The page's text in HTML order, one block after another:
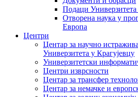
Подаци
Отворена наука у
Европа
Центри
Центар за научно
Универзитета у Крагујевцу
Универзитетски
Центри изврсности
Центар за трансфер
Центар за немачке и